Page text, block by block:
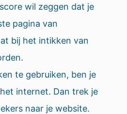
wil zeggen dat je
pagina van
bij het intikken van
te gebruiken, ben je
internet. Dan trek je
naar je website.